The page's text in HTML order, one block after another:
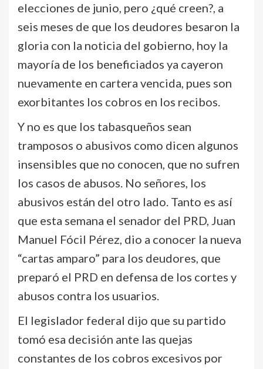
elecciones de junio, pero ¿qué creen?, a
seis meses de que los deudores besaron la
gloria con la noticia del gobierno, hoy la
mayoría de los beneficiados ya cayeron
nuevamente en cartera vencida, pues son
exorbitantes los cobros en los recibos.
Y no es que los tabasqueños sean
tramposos o abusivos como dicen algunos
insensibles que no conocen, que no sufren
los casos de abusos. No señores, los
abusivos están del otro lado. Tanto es así
que esta semana el senador del PRD, Juan
Manuel Fócil Pérez, dio a conocer la nueva
“cartas amparo” para los deudores, que
preparó el PRD en defensa de los cortes y
abusos contra los usuarios.
El legislador federal dijo que su partido
tomó esa decisión ante las quejas
constantes de los cobros excesivos por